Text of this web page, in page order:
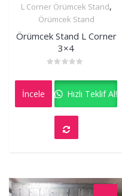
İncele
L Corner Örümcek Stand,
Örümcek Stand
Örümcek Stand L Corner
3×4
0
İncele Hızlı Teklif Al!